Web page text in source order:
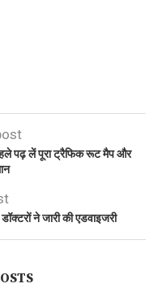
पहले पढ़ लें पूरा ट्रैफिक रूट मैप और
ने जारी की एडवाइजरी